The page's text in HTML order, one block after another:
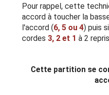
Pour rappel, cette
accord à toucher la
l'accord (6, 5 ou 4) puis
cordes 3, 2 et 1 à 2
Cette partition se